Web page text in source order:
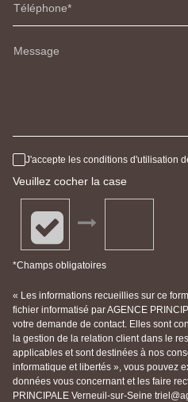
Téléphone
Message
J'accepte les conditions d'utilisation
Veuillez cocher la case
*Champs obligatoires
« Les informations recueillies sur ce
fichier informatisé par AGENCE
votre demande de contact. Elles sont
la gestion de la relation client dans le
applicables et sont destinées à nos
informatique et libertés », vous pouvez
données vous concernant et les faire
PRINCIPALE Verneuil-sur-Seine